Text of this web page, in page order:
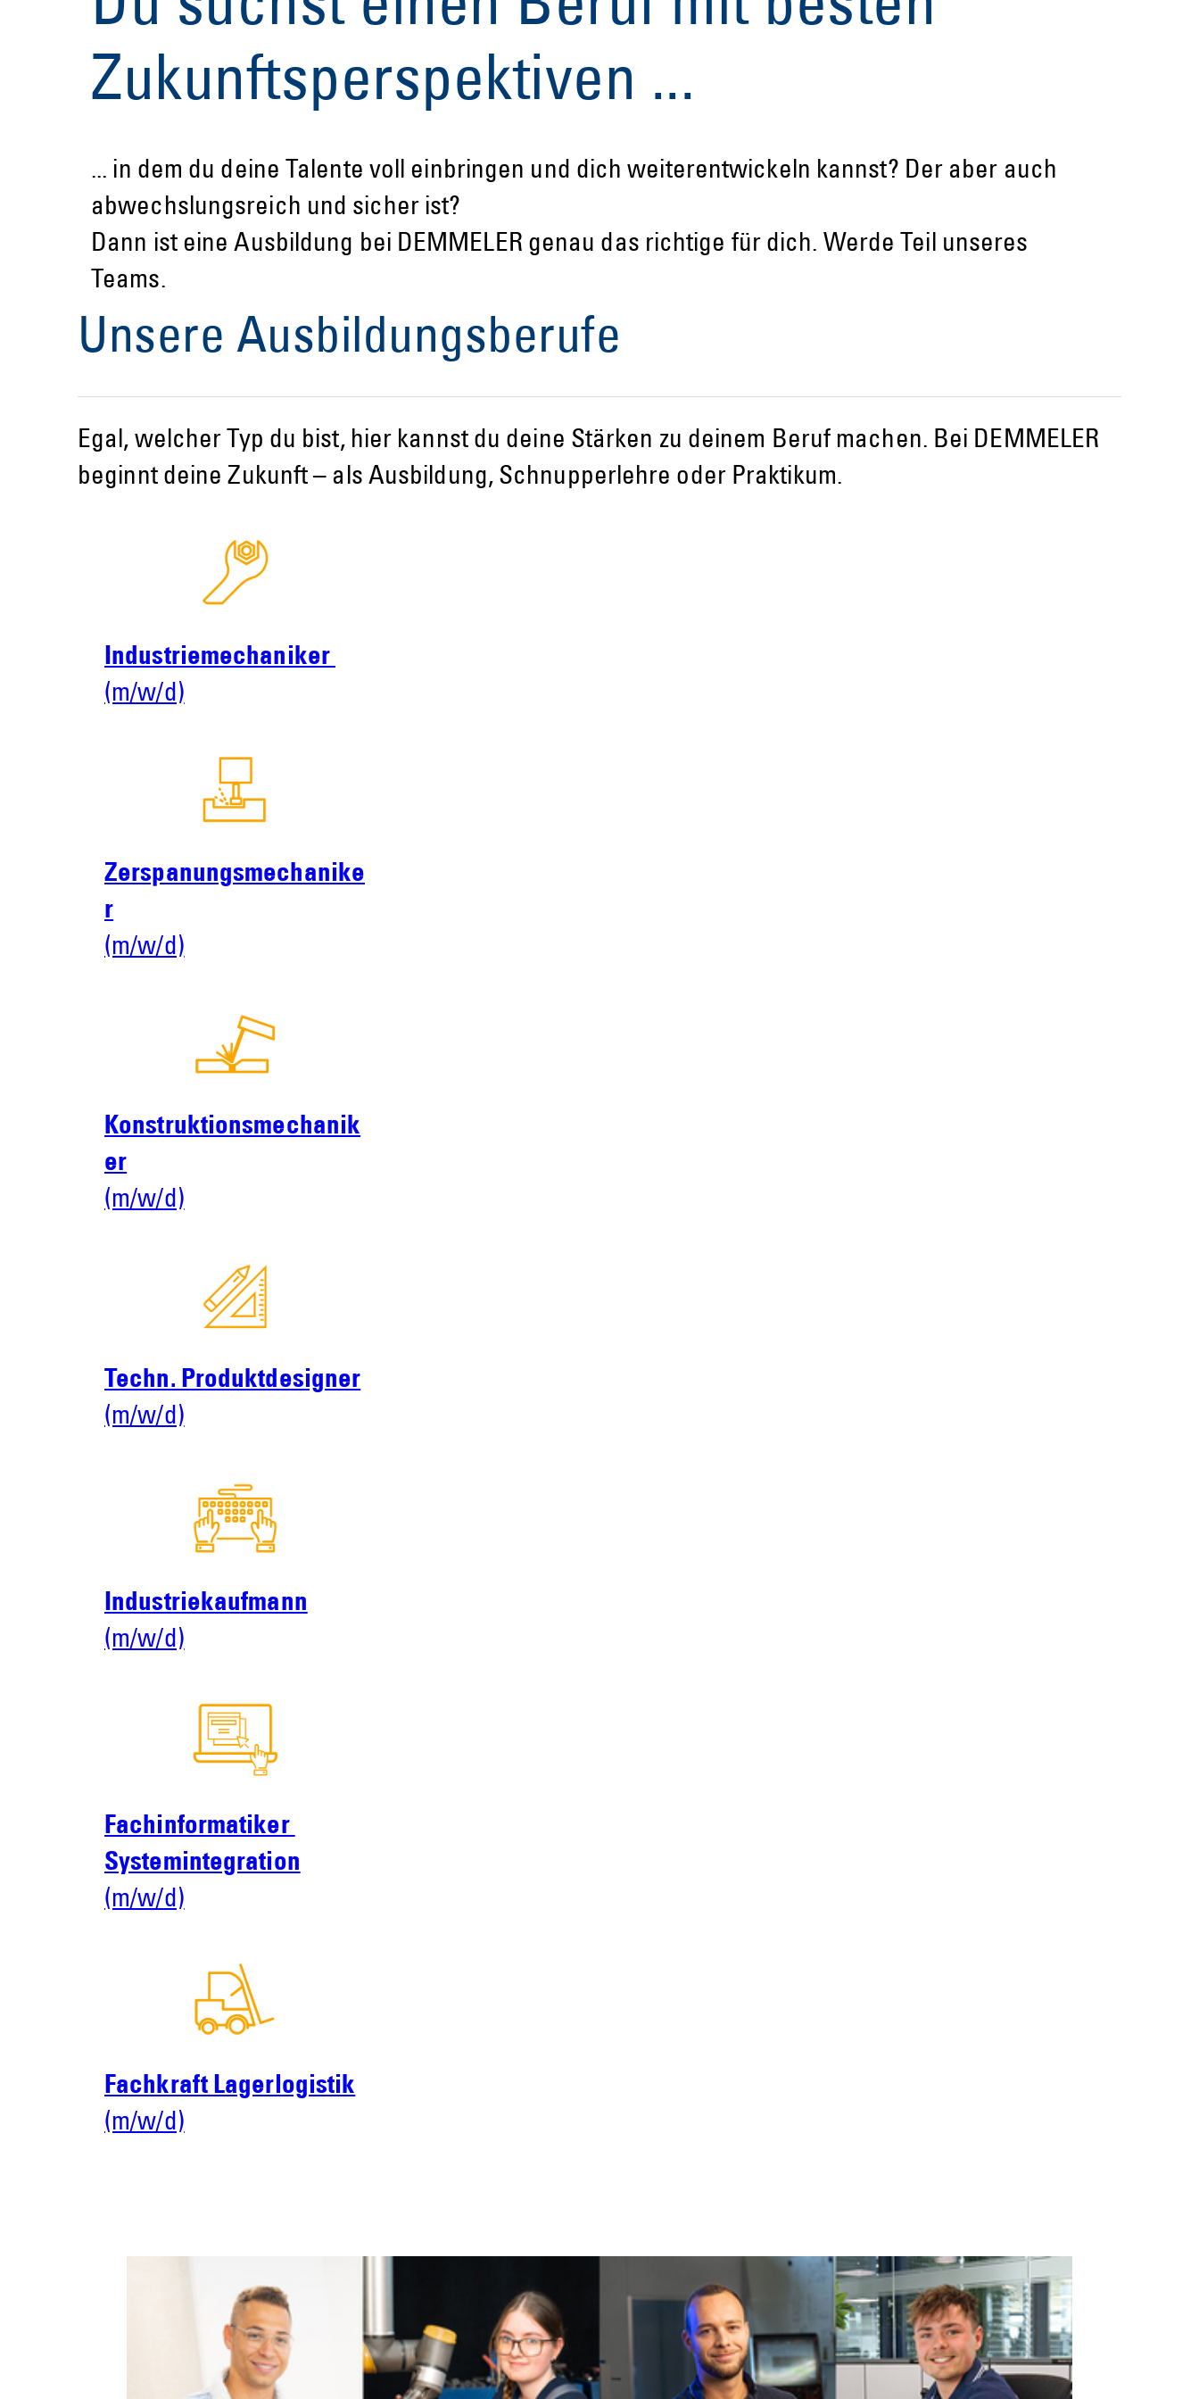
Zukunftsperspektiven ...
... in dem du deine Talente voll einbringen und dich weiterentwickeln kannst? Der aber auch
abwechslungsreich und sicher ist?
Dann ist eine Ausbildung bei DEMMELER genau das richtige für dich. Werde Teil unseres
Teams.
Unsere Ausbildungsberufe
Egal, welcher Typ du bist, hier kannst du deine Stärken zu deinem Beruf machen. Bei DEMMELER
beginnt deine Zukunft – als Ausbildung, Schnupperlehre oder Praktikum.
Industriemechaniker
(m/w/d)
Zerspanungsmechanike
r
(m/w/d)
Konstruktionsmechanik
er
(m/w/d)
Techn. Produktdesigner
(m/w/d)
Industriekaufmann
(m/w/d)
Fachinformatiker
Systemintegration
(m/w/d)
Fachkraft Lagerlogistik
(m/w/d)